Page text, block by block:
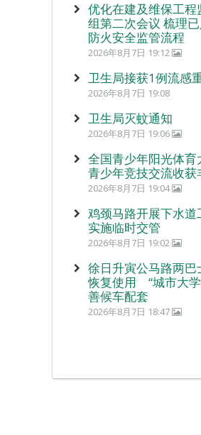
优化在建及维保工
组第二次会议 梳理
防火安全监管流程
2026年8月7日 19:12
卫生局接获1例流感
2026年8月7日 19:08
卫生局灭蚊通知
2026年8月7日 19:06
全国青少年阳光体育
青少年竞技交流收获
2026年8月7日 19:04
鸡颈马路开展下水
实施临时交管
2026年8月7日 19:02
徐日升寅公马路两
恢复使用 “城市大
善候车配套
2026年8月7日 18:47